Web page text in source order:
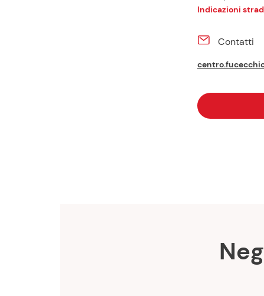
Indicazioni
Contatti